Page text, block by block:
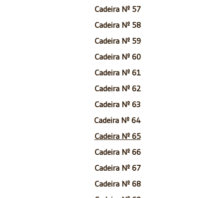
Cadeira Nº 57
Cadeira Nº 58
Cadeira Nº 59
Cadeira Nº 60
Cadeira Nº 61
Cadeira Nº 62
Cadeira Nº 63
Cadeira Nº 64
Cadeira Nº 65
Cadeira Nº 66
Cadeira Nº 67
Cadeira Nº 68